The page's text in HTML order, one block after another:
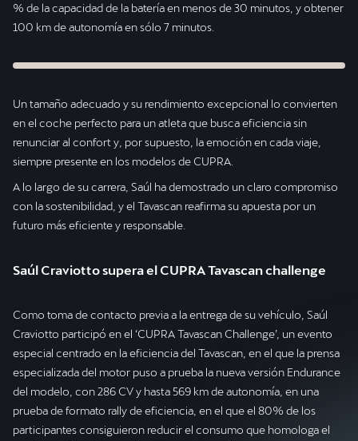
% de la capacidad de la batería en menos de 30 minutos, y obtener
100 km de autonomía en sólo 7 minutos.
Un tamaño adecuado y su rendimiento excepcional lo convierten
en el coche perfecto para un atleta que busca eficiencia sin
renunciar al confort y, por supuesto, la emoción en cada viaje,
siempre presente en los modelos de CUPRA.
A lo largo de su carrera, Saúl ha demostrado un claro compromiso
con la sostenibilidad, y el Tavascan reafirma su apuesta por un
futuro más eficiente y responsable.
Saúl Craviotto supera el CUPRA Tavascan challenge
Como toma de contacto previa a la entrega de su vehículo, Saúl
Craviotto participó en el ‘CUPRA Tavascan Challenge’, un evento
especial centrado en la eficiencia del Tavascan, en el que la prensa
especializada del motor puso a prueba la nueva versión Endurance
del modelo, con 286 CV y hasta 569 km de autonomía, en una
prueba de formato rally de eficiencia, en el que el 80% de los
participantes consiguieron reducir el consumo que homologa el